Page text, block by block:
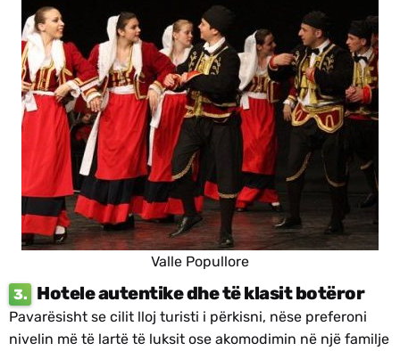
Valle Popullore
3.
Hotele autentike dhe të klasit botëror
Pavarësisht se cilit lloj turisti i përkisni, nëse preferoni
nivelin më të lartë të luksit ose akomodimin në një familje